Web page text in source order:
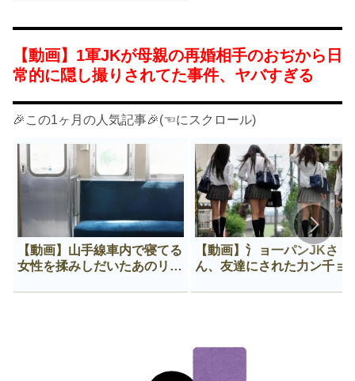
【動画】1軍JKが母親の再婚相手のおぢから日
常的に隠し撮りされてた事件、ヤバすぎる
🎉この1ヶ月の人気記事🎉(☜にスクロール)
【動画】山手線車内で寝てる
女性を揉みしだいたあのリー
【動画】氵ョ一パンJKさ
ん、友達にされた力ン千ョ